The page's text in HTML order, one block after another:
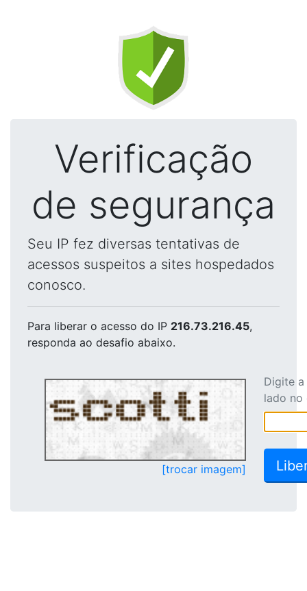
Verificação
de segurança
Seu IP fez diversas tentativas de
acessos suspeitos a sites hospedados
conosco.
Para liberar o acesso do IP 216.73.216.45,
responda ao desafio abaixo.
[trocar imagem]
Digite
lado no